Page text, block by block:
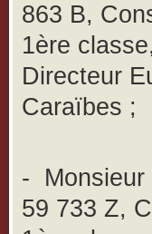
863 B,
1ère
Directeur
Caraïbes ;
-
59 733 Z,